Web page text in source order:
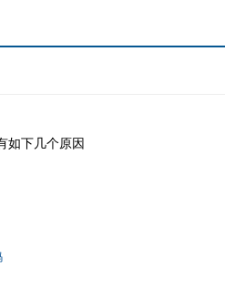
如下几个原因